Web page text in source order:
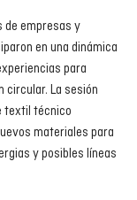
de empresas y
en una dinámica
para
circular. La sesión
textil técnico
materiales para
y posibles líneas